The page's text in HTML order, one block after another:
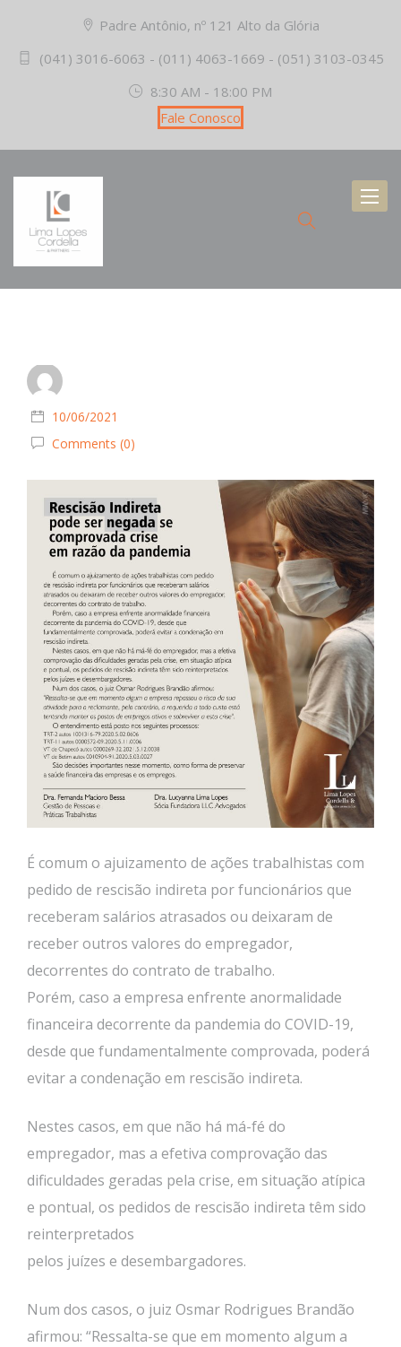
Padre Antônio, nº 121 Alto da Glória
(041) 3016-6063 - (011) 4063-1669 - (051) 3103-0345
8:30 AM - 18:00 PM
Fale Conosco
10/06/2021
Comments (0)
É comum o ajuizamento de ações trabalhistas com
pedido de rescisão indireta por funcionários que
receberam salários atrasados ou deixaram de
receber outros valores do empregador,
decorrentes do contrato de trabalho.
Porém, caso a empresa enfrente anormalidade
financeira decorrente da pandemia do COVID-19,
desde que fundamentalmente comprovada, poderá
evitar a condenação em rescisão indireta.
Nestes casos, em que não há má-fé do
empregador, mas a efetiva comprovação das
dificuldades geradas pela crise, em situação atípica
e pontual, os pedidos de rescisão indireta têm sido
reinterpretados
pelos juízes e desembargadores.
Num dos casos, o juiz Osmar Rodrigues Brandão
afirmou: “Ressalta-se que em momento algum a